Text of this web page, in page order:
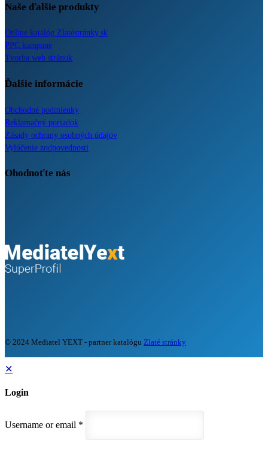
Naše ďalšie produkty
Online katalóg Zlatéstránky.sk
PPC kampane
Tvorba web stránok
Ďalšie informácie
Obchodné podmienky
Reklamačný poriadok
Zásady ochrany osobných údajov
Vylúčenie zodpovednosti
Ohodnoťte nás
© 2024 Mediatel YEXT - partner katalógu Zlaté stránky
✕
Login
Username or email *